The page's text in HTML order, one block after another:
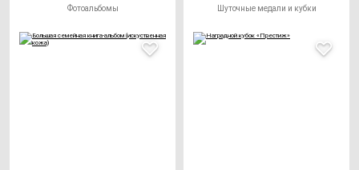
Фотоальбомы Шуточные медали и кубки